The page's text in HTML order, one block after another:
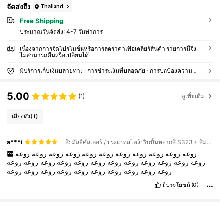
จัดส่งถึง Thailand
Free Shipping
ประมาณวันจัดส่ง: 4-7 วันทำการ
เนื่องจากการจัดโปรโมชั่นหรือการลดราคาเพื่อเคลียร์สินค้า รายการนี้จึง
ไม่สามารถคืนหรือเปลี่ยนได้
มีบริการเก็บเงินปลายทาง · การชำระเงินที่ปลอดภัย · การปกป้องความเป็นส่วนตัว
5.00 (1) ดูเพิ่มเติม
เสียงดัง(1)
a***i สี: มัลติคัลเลอร์ / ประเภทสไตล์: ริบบิ้นหลากสี S323 + สีม่วงอ่อน
روعه روعه روعه روعه روعه روعه روعه روعه روعه روعه روعه
روعه روعه روعه روعه روعه روعه روعه روعه روعه روعه روعه روعه
روعه روعه روعه روعه روعه روعه روعه روعه روعه روعه
มีประโยชน์ (0)